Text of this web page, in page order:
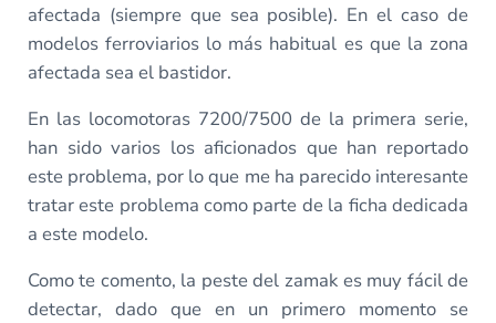
afectada (siempre que sea posible). En el caso de
modelos ferroviarios lo más habitual es que la zona
afectada sea el bastidor.
En las locomotoras 7200/7500 de la primera serie,
han sido varios los aficionados que han reportado
este problema, por lo que me ha parecido interesante
tratar este problema como parte de la ficha dedicada
a este modelo.
Como te comento, la peste del zamak es muy fácil de
detectar, dado que en un primero momento se